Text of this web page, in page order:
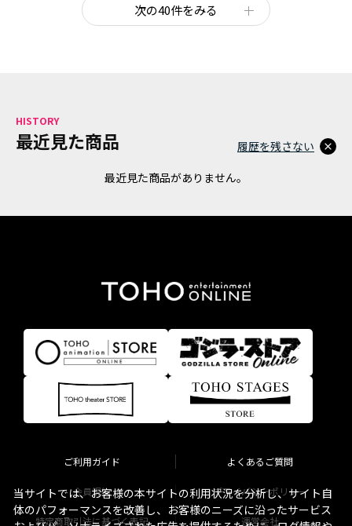
次の40件をみる
HISTORY
最近見た商品
最近見た商品がありません。
履歴を残さない
ご利用ガイド よくあるご質問
会員規約 プライバシーポリシー
特定商取引法に基づく表記 運営会社
当サイトでは、お客様の本サイトの利用状況を分析し、サイト自
体のパフォーマンスを改善し、お客様のニーズに沿ったサービス